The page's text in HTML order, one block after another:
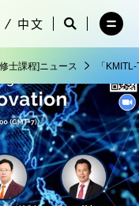
中文
サ
検
索
を
開
く
サ
イ
索
を
じ
る
メ
ー
を
開
く
士課程]ニュース 「
メ
ニ
を
閉
る
TIPS）